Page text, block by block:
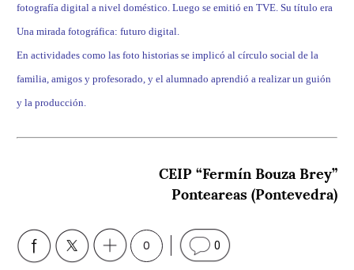
fotografía digital a nivel doméstico. Luego se emitió en TVE. Su título era
Una mirada fotográfica: futuro digital.
En actividades como las foto historias se implicó al círculo social de la
familia, amigos y profesorado, y el alumnado aprendió a realizar un guión
y la producción.
CEIP “Fermín Bouza Brey”
Ponteareas (Pontevedra)
0 0